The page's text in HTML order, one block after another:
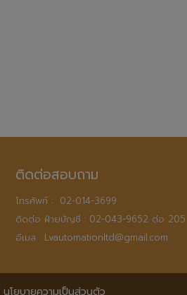
ติดต่อสอบถาม
โทรศัพท์ : 02-014-3699
ติดต่อ ฝ่ายบัญชี : 02-043-9652 ต่อ 205
อีเมล : Lvautomationltd@gmail.com
นโยบายความเป็นส่วนตัว